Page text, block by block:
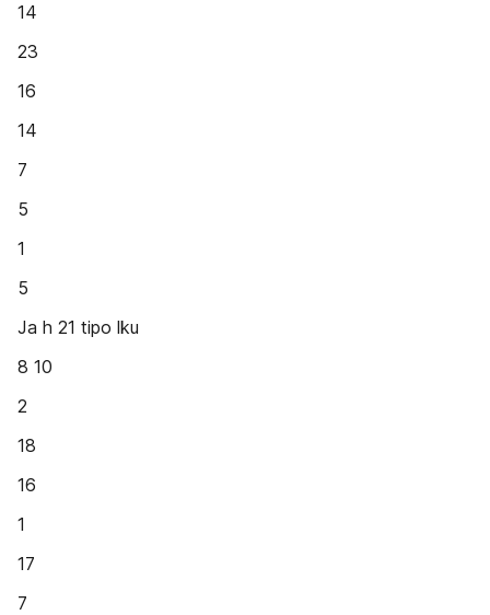
14
23
16
14
7
5
1
5
Ja h 21 tipo lku
8 10
2
18
16
1
17
7